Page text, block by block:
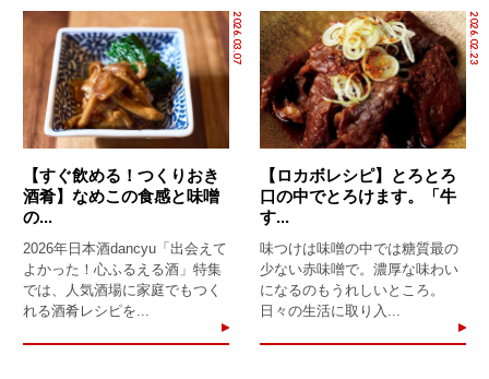
2026.03.07
【すぐ飲める！つくりおき
酒肴】なめこの食感と味噌
の...
2026年日本酒dancyu「出会えて
よかった！心ふるえる酒」特集
では、人気酒場に家庭でもつく
れる酒肴レシピを...
2026.02.23
【ロカボレシピ】とろとろ
口の中でとろけます。「牛
す...
味つけは味噌の中では糖質最の
少ない赤味噌で。濃厚な味わい
になるのもうれしいところ。
日々の生活に取り入...